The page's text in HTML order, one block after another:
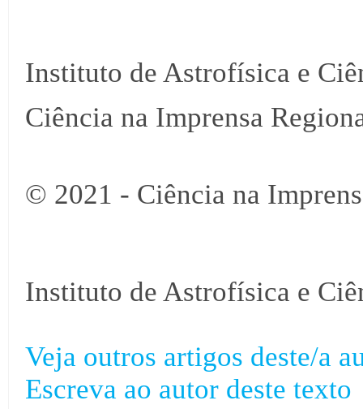
Instituto de Astrofísica e
Ciência na Imprensa
© 2021 - Ciência na
Instituto de Astrofísica e
Veja outros artigos deste/a
Escreva ao autor deste texto